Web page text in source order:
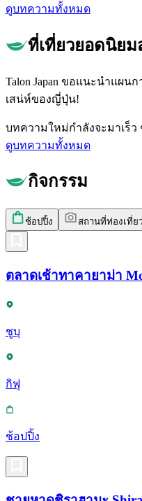
ดูบทความทั้งหมด
ที่เที่ยวยอดนิย
Talon Japan ขอแนะนำแผ
เสน่ห์ของญี่ปุ่น!
บทความใหม่กำลังจะมาเร็ว
ดูบทความทั้งหมด
กิจกรรม
ช้อปปิ้ง สถานที่ท่องเที่ย
ตลาดเช้าทาคายาม่า
ชูบุ
กิฟุ
ช้อปปิ้ง